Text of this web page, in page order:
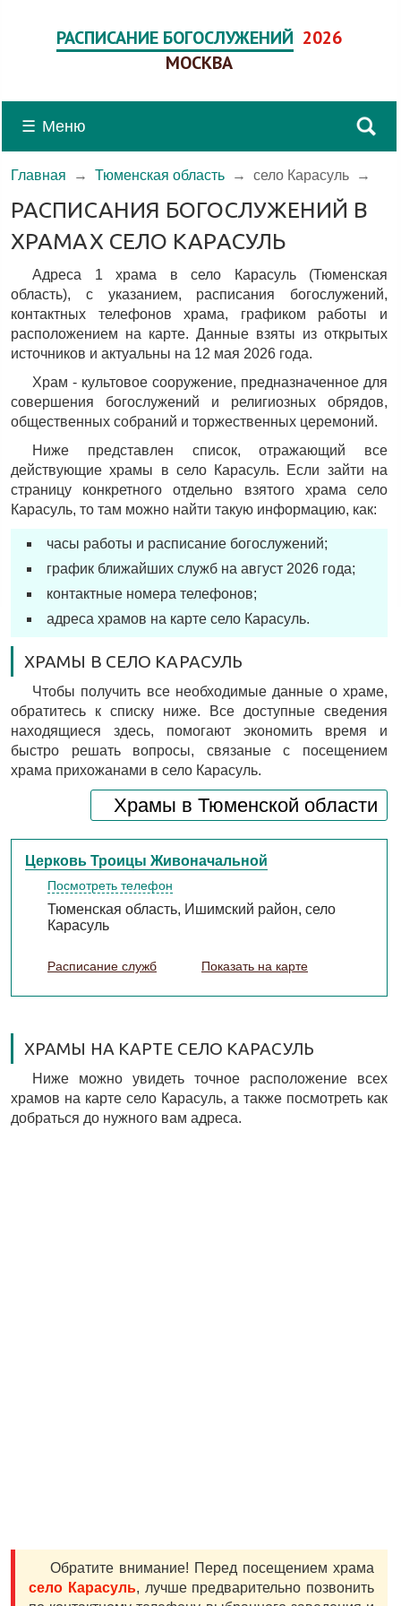
РАСПИСАНИЕ БОГОСЛУЖЕНИЙ 2026
МОСКВА
☰ Меню
Главная → Тюменская область → село Карасуль →
РАСПИСАНИЯ БОГОСЛУЖЕНИЙ В
ХРАМАХ СЕЛО КАРАСУЛЬ
Адреса 1 храма в село Карасуль (Тюменская
область), c указанием, расписания богослужений,
контактных телефонов храма, графиком работы и
расположением на карте. Данные взяты из открытых
источников и актуальны на 12 мая 2026 года.
Храм - культовое сооружение, предназначенное для
совершения богослужений и религиозных обрядов,
общественных собраний и торжественных церемоний.
Ниже представлен список, отражающий все
действующие храмы в село Карасуль. Если зайти на
страницу конкретного отдельно взятого храма село
Карасуль, то там можно найти такую информацию, как:
часы работы и расписание богослужений;
график ближайших служб на август 2026 года;
контактные номера телефонов;
адреса храмов на карте село Карасуль.
ХРАМЫ В СЕЛО КАРАСУЛЬ
Чтобы получить все необходимые данные о храме,
обратитесь к списку ниже. Все доступные сведения
находящиеся здесь, помогают экономить время и
быстро решать вопросы, связаные с посещением
храма прихожанами в село Карасуль.
Храмы в Тюменской области
Церковь Троицы Живоначальной
Посмотреть телефон
Тюменская область, Ишимский район, село
Карасуль
Расписание служб Показать на карте
ХРАМЫ НА КАРТЕ СЕЛО КАРАСУЛЬ
Ниже можно увидеть точное расположение всех
храмов на карте село Карасуль, а также посмотреть как
добраться до нужного вам адреса.
Обратите внимание! Перед посещением храма
село Карасуль, лучше предварительно позвонить